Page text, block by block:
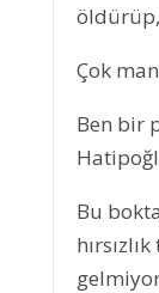
Çok
Ben bir
Bu